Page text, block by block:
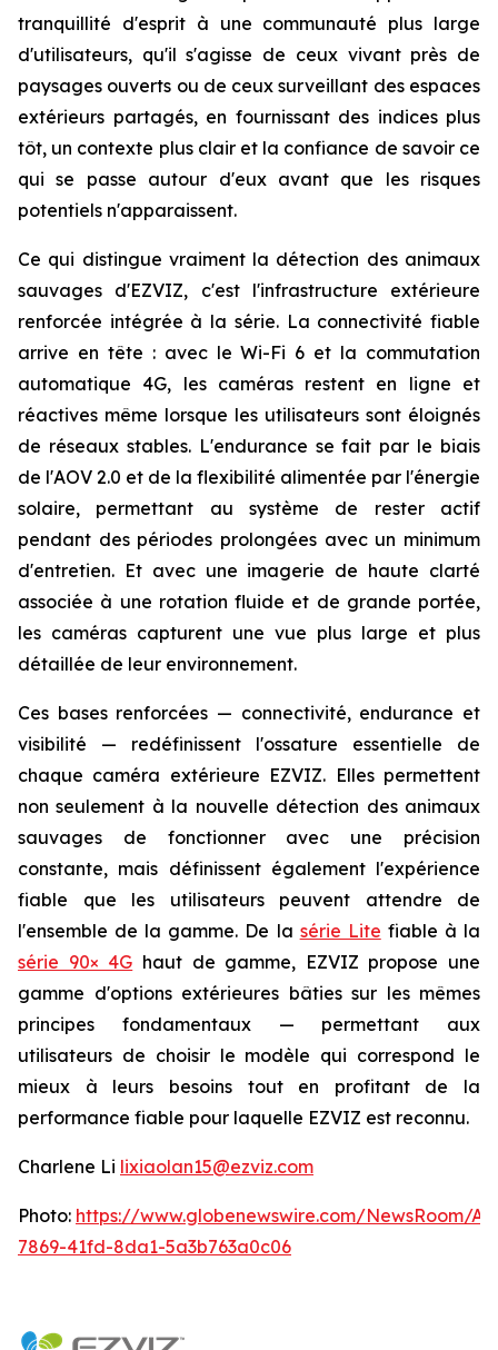
tranquillité d'esprit à une communauté plus large
d'utilisateurs, qu'il s'agisse de ceux vivant près de
paysages ouverts ou de ceux surveillant des espaces
extérieurs partagés, en fournissant des indices plus
tôt, un contexte plus clair et la confiance de savoir ce
qui se passe autour d'eux avant que les risques
potentiels n'apparaissent.
Ce qui distingue vraiment la détection des animaux
sauvages d'EZVIZ, c'est l'infrastructure extérieure
renforcée intégrée à la série. La connectivité fiable
arrive en tête : avec le Wi-Fi 6 et la commutation
automatique 4G, les caméras restent en ligne et
réactives même lorsque les utilisateurs sont éloignés
de réseaux stables. L'endurance se fait par le biais
de l'AOV 2.0 et de la flexibilité alimentée par l'énergie
solaire, permettant au système de rester actif
pendant des périodes prolongées avec un minimum
d'entretien. Et avec une imagerie de haute clarté
associée à une rotation fluide et de grande portée,
les caméras capturent une vue plus large et plus
détaillée de leur environnement.
Ces bases renforcées — connectivité, endurance et
visibilité — redéfinissent l'ossature essentielle de
chaque caméra extérieure EZVIZ. Elles permettent
non seulement à la nouvelle détection des animaux
sauvages de fonctionner avec une précision
constante, mais définissent également l'expérience
fiable que les utilisateurs peuvent attendre de
l'ensemble de la gamme. De la série Lite fiable à la
série 90× 4G haut de gamme, EZVIZ propose une
gamme d'options extérieures bâties sur les mêmes
principes fondamentaux — permettant aux
utilisateurs de choisir le modèle qui correspond le
mieux à leurs besoins tout en profitant de la
performance fiable pour laquelle EZVIZ est reconnu.
Charlene Li lixiaolan15@ezviz.com
Photo: https://www.globenewswire.com/NewsRoom/
7869-41fd-8da1-5a3b763a0c06